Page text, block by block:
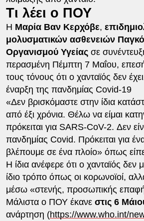
Τι λέει ο ΠΟΥ
Η Μαρία Βαν Κερχόβε,
μολυσματικών ασθενειών
Οργανισμού Υγείαςσε
περασμένη Πέμπτη 7 Μαΐου,
τους τόνους ότι ο χανταϊός δεν
έναρξη της πανδημίας Covid-19
«Δεν βρισκόμαστε στην ίδια
από έξι χρόνια. Θέλω να είμαι
πρόκειται για SARS-CoV-2. Δεν
πανδημίας Covid. Πρόκειται για
βλέπουμε σε ένα πλοίο» όπως
Η ίδια ανέφερε ότι ο χανταϊός δεν
ίδιο τρόπο όπως οι κορωνοϊοί,
μέσω «στενής, προσωπικής
Μάλιστα ο ΠΟΥ έκανε στις 6
ανάρτηση (https://www.who.int/